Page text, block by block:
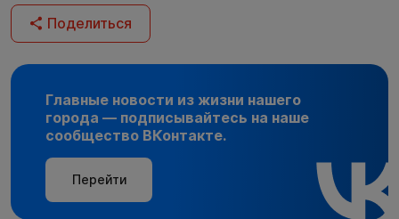
Поделиться
Главные новости из жизни нашего
города — подписывайтесь на наше
сообщество ВКонтакте.
Перейти